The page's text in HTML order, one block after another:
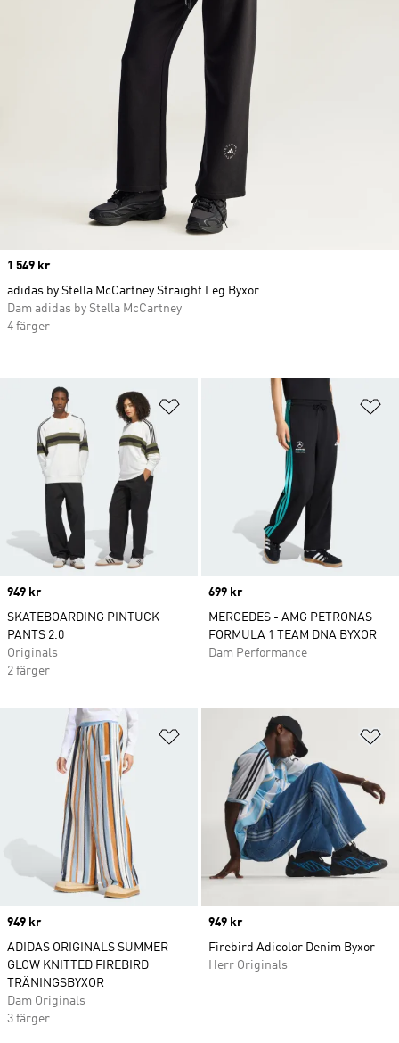
Lägg till på önskelistan
Price
949 kr
SKATEBOARDING PINTUCK
PANTS 2.0
Originals
2 färger
Price
699 kr
MERCEDES - AMG PETRONAS
FORMULA 1 TEAM DNA BYXOR
Dam Performance
Lägg till på önskelistan
Price
949 kr
ADIDAS ORIGINALS SUMMER
GLOW KNITTED FIREBIRD
TRÄNINGSBYXOR
Dam Originals
3 färger
Price
949 kr
Firebird Adicolor Denim Byxor
Herr Originals
Price
1 549 kr
adidas by Stella McCartney Straight Leg Byxor
Dam adidas by Stella McCartney
4 färger